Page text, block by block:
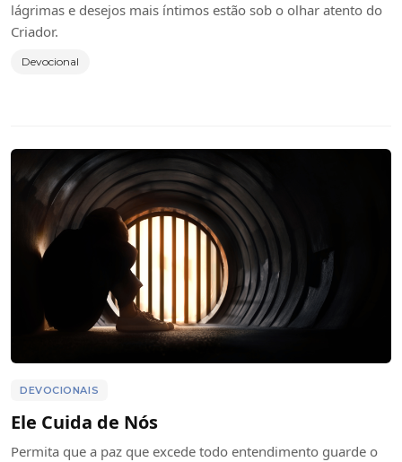
lágrimas e desejos mais íntimos estão sob o olhar atento do
Criador.
Devocional
DEVOCIONAIS
Ele Cuida de Nós
Permita que a paz que excede todo entendimento guarde o